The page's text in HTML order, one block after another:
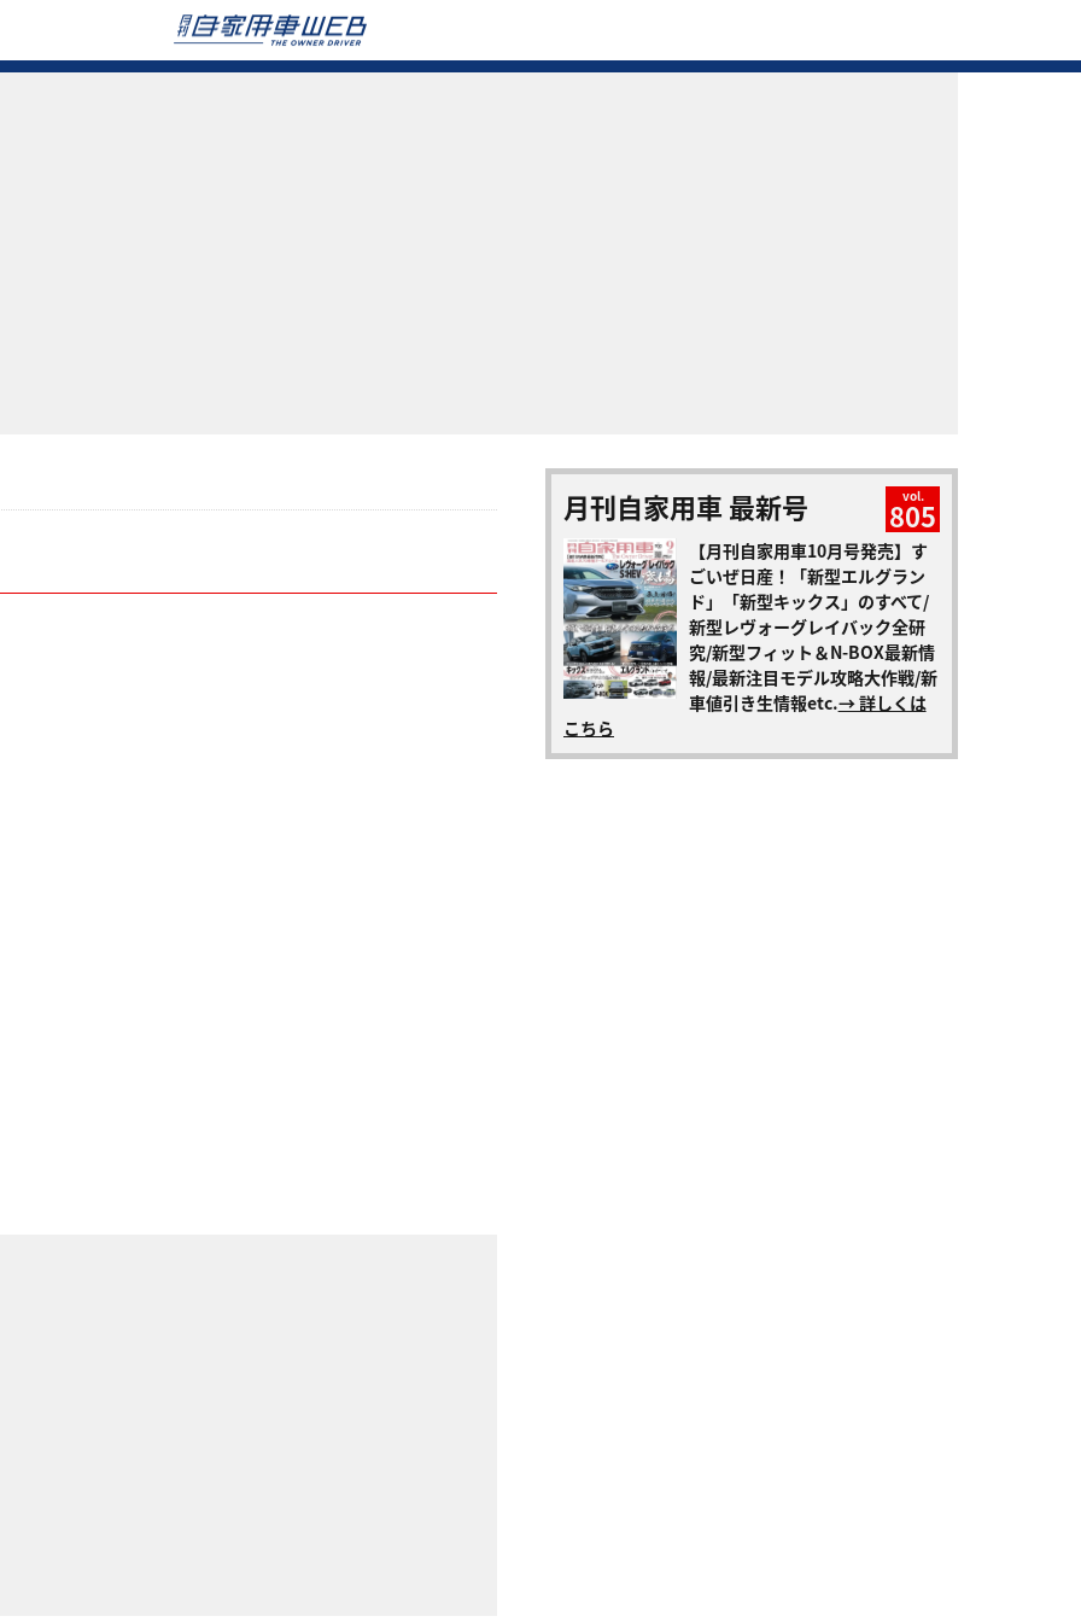
月刊自家用車 最新号 vol.
805
【月刊自家用車10月号発売】す
ごいぜ日産！「新型エルグラン
ド」「新型キックス」のすべて/
新型レヴォーグレイバック全研
究/新型フィット＆N-BOX最新情
報/最新注目モデル攻略大作戦/新
車値引き生情報etc.→ 詳しくは
こちら